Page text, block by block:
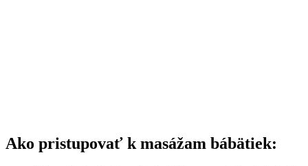
Ako pristupovať k masážam bábätiek: